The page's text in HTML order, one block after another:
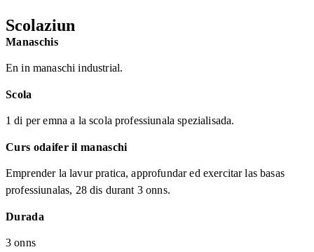
Scolaziun
Manaschis
En in manaschi industrial.
Scola
1 di per emna a la scola professiunala spezialisada.
Curs odaifer il manaschi
Emprender la lavur pratica, approfundar ed exercitar las basas
professiunalas, 28 dis durant 3 onns.
Durada
3 onns